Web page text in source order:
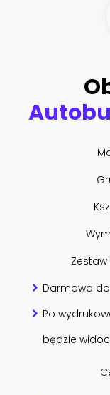
Darmowa
Po
będzie